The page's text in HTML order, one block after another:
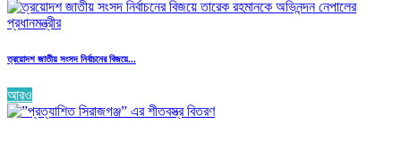
ত্রয়োদশ জাতীয় সংসদ নির্বাচনের বিজয়ে...
আরও